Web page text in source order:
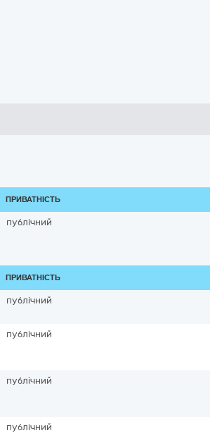
ПРИВАТНІСТЬ
публічний
ПРИВАТНІСТЬ
публічний
публічний
публічний
публічний